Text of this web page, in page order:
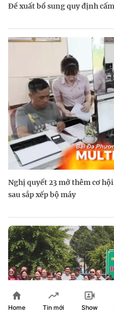
Đề xuất bổ sung quy định
Nghị quyết 23 mở thêm cơ
sau sắp xếp bộ máy
Home Tin mới Show